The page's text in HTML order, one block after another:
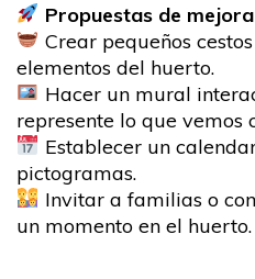
Propuestas de mejora
Crear pequeños
elementos del huerto.
Hacer un mural
represente lo que vemos
Establecer un
pictogramas.
Invitar a familias o
un momento en el huerto.